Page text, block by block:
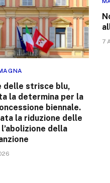
delle strisce blu,
la determina per la
biennale.
la riduzione delle
della
7